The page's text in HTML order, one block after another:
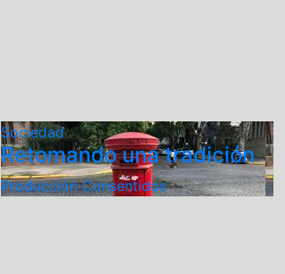
Sociedad
Retomando una tradición
Producción Consentidos